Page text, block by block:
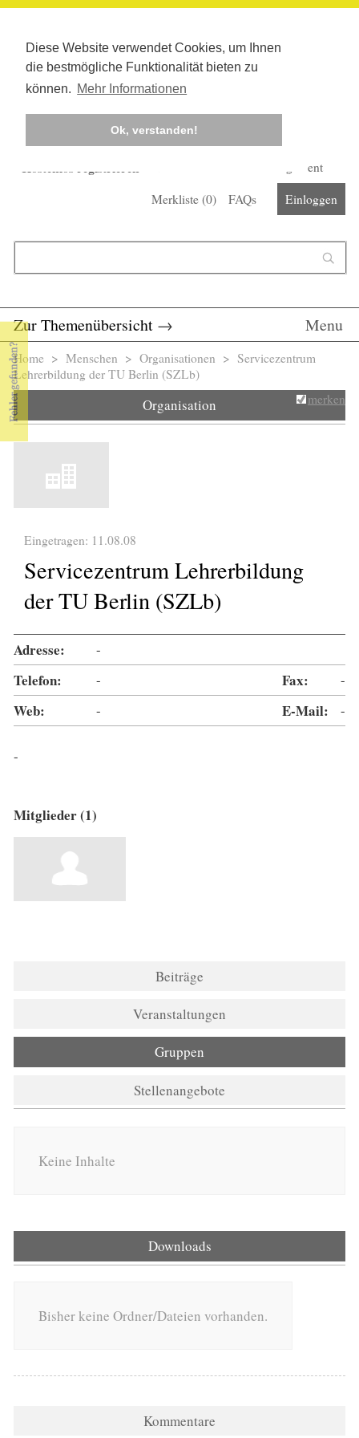
Diese Website verwendet Cookies, um Ihnen
die bestmögliche Funktionalität bieten zu
können. Mehr Informationen
Ok, verstanden!
Kostenlos registrieren
Corona-Management
Merkliste (0) FAQs Einloggen
Zur Themenübersicht → Menu
Sie sind hier
Home > Menschen > Organisationen > Servicezentrum
Lehrerbildung der TU Berlin (SZLb)
Organisation merken
Eingetragen: 11.08.08
Servicezentrum Lehrerbildung
der TU Berlin (SZLb)
Adresse: -
Telefon: - Fax: -
Web: - E-Mail: -
-
Mitglieder (1)
Beiträge
Veranstaltungen
Gruppen
Stellenangebote
Keine Inhalte
Downloads
Bisher keine Ordner/Dateien vorhanden.
Kommentare